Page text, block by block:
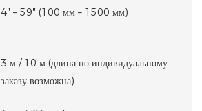
4″ – 59″ (100 мм – 1500 мм)
3 м / 10 м (длина по индивидуальному
заказу возможна)